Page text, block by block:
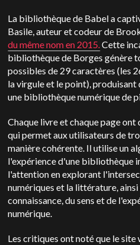
La bibliothèque de Babel a
Basile, auteur et codeur de
du même nom en 2015.Cette
bibliothèque de Borges génère
possibles de 29 caractères (les
la virgule et le point), produisant
une bibliothèque numérique de
Chaque livre et chaque page ont
qui permet aux utilisateurs de
manière cohérente. Il utilise un
l'expérience d'une bibliothèque
l'attention en explorant
numériques et la littérature,
connaissance, du sens et de
numérique.
Les critiques ont noté que le